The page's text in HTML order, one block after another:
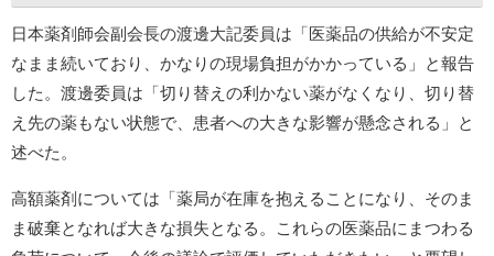
日本薬剤師会副会長の渡邊大記委員は「医薬品の供給が不安定
なまま続いており、かなりの現場負担がかかっている」と報告
した。渡邊委員は「切り替えの利かない薬がなくなり、切り替
え先の薬もない状態で、患者への大きな影響が懸念される」と
述べた。
高額薬剤については「薬局が在庫を抱えることになり、そのま
ま破棄となれば大きな損失となる。これらの医薬品にまつわる